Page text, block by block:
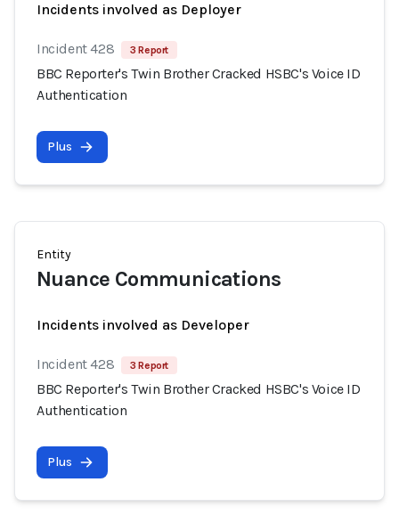
Incidents involved as Deployer
Incident 428 3 Report
BBC Reporter's Twin Brother Cracked HSBC's Voice ID
Authentication
Plus
Entity
Nuance Communications
Incidents involved as Developer
Incident 428 3 Report
BBC Reporter's Twin Brother Cracked HSBC's Voice ID
Authentication
Plus